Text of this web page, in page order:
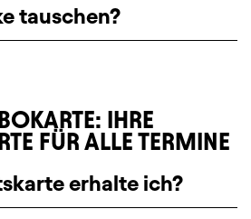
tauschen?
IHRE
FÜR ALLE TERMINE
erhalte ich?